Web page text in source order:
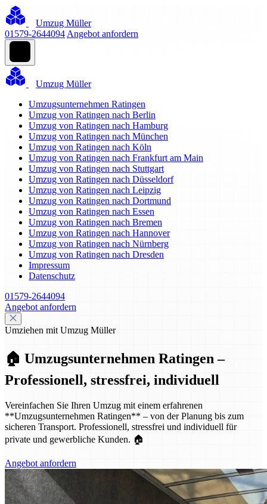
Umzug Müller
01579-2644094 Angebot anfordern
Umzug Müller
Umzugsunternehmen Ratingen
Umzug von Ratingen nach Berlin
Umzug von Ratingen nach Hamburg
Umzug von Ratingen nach München
Umzug von Ratingen nach Köln
Umzug von Ratingen nach Frankfurt am Main
Umzug von Ratingen nach Stuttgart
Umzug von Ratingen nach Düsseldorf
Umzug von Ratingen nach Leipzig
Umzug von Ratingen nach Dortmund
Umzug von Ratingen nach Essen
Umzug von Ratingen nach Bremen
Umzug von Ratingen nach Hannover
Umzug von Ratingen nach Nürnberg
Umzug von Ratingen nach Dresden
Impressum
Datenschutz
01579-2644094
Angebot anfordern
Umziehen mit Umzug Müller
🏠 Umzugsunternehmen Ratingen –
Professionell, stressfrei, individuell
Vereinfachen Sie Ihren Umzug mit einem erfahrenen
**Umzugsunternehmen Ratingen** – von der Planung bis zum
sicheren Transport. Professionell, stressfrei und individuell für
private und gewerbliche Kunden. 🏠
Angebot anfordern